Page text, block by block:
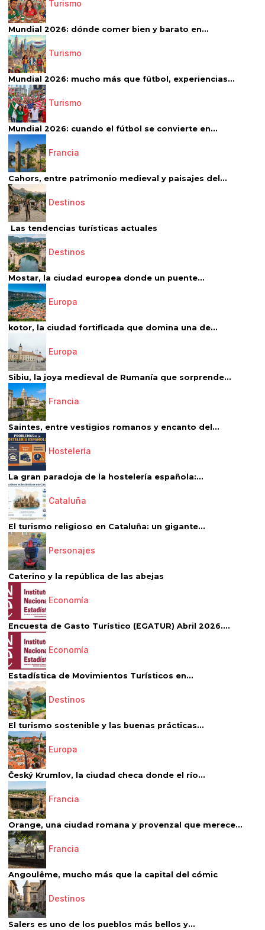
Turismo
Mundial 2026: dónde comer bien y barato en...
Turismo
Mundial 2026: mucho más que fútbol, experiencias...
Turismo
Mundial 2026: cuando el fútbol se convierte en...
Francia
Cahors, entre patrimonio medieval y paisajes del...
Destinos
Las tendencias turísticas actuales
Destinos
Mostar, la ciudad europea donde un puente...
Europa
kotor, la ciudad fortificada que domina una de...
Europa
Sibiu, la joya medieval de Rumanía que sorprende...
Francia
Saintes, entre vestigios romanos y encanto del...
Hostelería
La gran paradoja de la hostelería española:...
Cataluña
El turismo religioso en Cataluña: un gigante...
Personajes
Caterino y la república de las abejas
Economía
Encuesta de Gasto Turístico (EGATUR) Abril 2026....
Economía
Estadística de Movimientos Turísticos en...
Destinos
El turismo sostenible y las buenas prácticas...
Europa
Český Krumlov, la ciudad checa donde el río...
Francia
Orange, una ciudad romana y provenzal que merece...
Francia
Angoulême, mucho más que la capital del cómic
Destinos
Salers es uno de los pueblos más bellos y...